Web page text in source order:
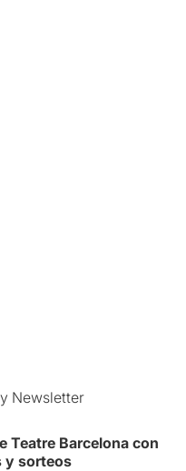
Newsletter
Teatre Barcelona con
y sorteos